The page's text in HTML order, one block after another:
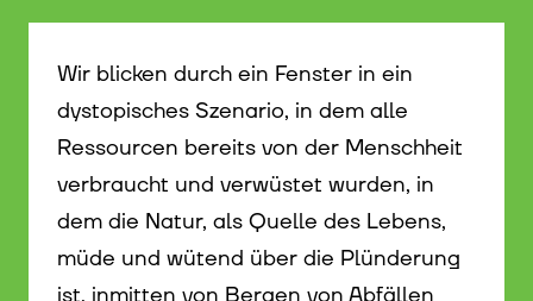
Wir blicken durch ein Fenster in ein
dystopisches Szenario, in dem alle
Ressourcen bereits von der Menschheit
verbraucht und verwüstet wurden, in
dem die Natur, als Quelle des Lebens,
müde und wütend über die Plünderung